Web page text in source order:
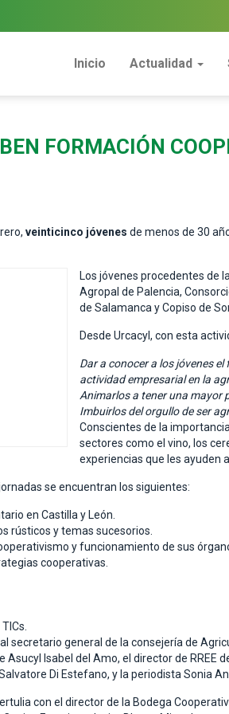
Inicio Actualidad
FORMACIÓN
veinticinco jóvenes de menos de 30
Los jóvenes procedentes de
Agropal de Palencia,
de Salamanca y Copiso de
Desde Urcacyl, con esta
Dar a conocer a los jóvenes
actividad empresarial en la
Animarlos a tener una mayor
Imbuirlos del orgullo de ser
Conscientes de la
sectores como el vino, los
experiencias que les ayuden
se encuentran los siguientes:
en Castilla y León.
rústicos y temas sucesorios.
y funcionamiento de sus
cooperativas.
secretario general de la consejería de
Asucyl Isabel del Amo, el director de
Di Estefano, y la periodista Sonia
con el director de la Bodega